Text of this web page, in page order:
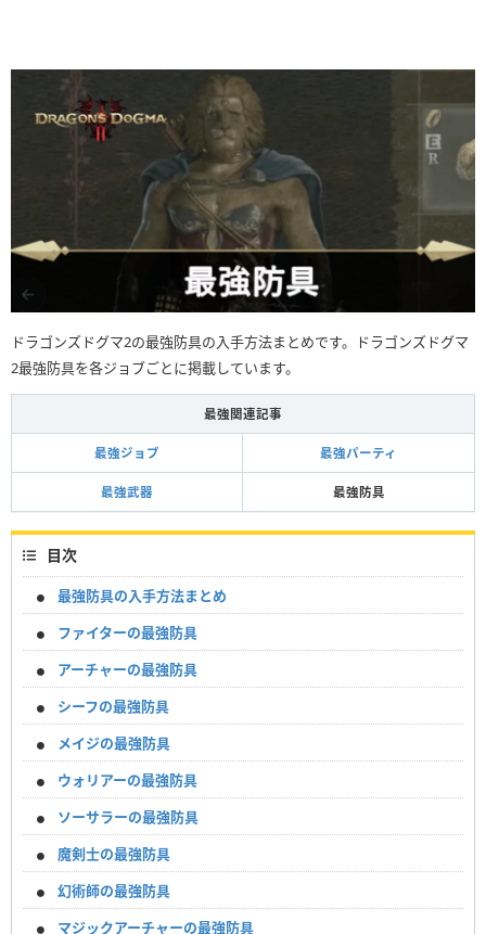
ドラゴンズドグマ2の最強防具の入手方法まとめです。ドラゴンズドグマ
2最強防具を各ジョブごとに掲載しています。
最強関連記事
最強ジョブ 最強パーティ
最強武器 最強防具
目次
最強防具の入手方法まとめ
ファイターの最強防具
アーチャーの最強防具
シーフの最強防具
メイジの最強防具
ウォリアーの最強防具
ソーサラーの最強防具
魔剣士の最強防具
幻術師の最強防具
マジックアーチャーの最強防具